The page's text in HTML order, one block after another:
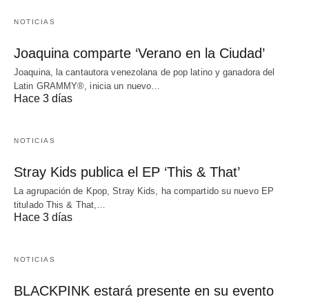
NOTICIAS
Joaquina comparte ‘Verano en la Ciudad’
Joaquina, la cantautora venezolana de pop latino y ganadora del
Latin GRAMMY®, inicia un nuevo…
Hace 3 días
NOTICIAS
Stray Kids publica el EP ‘This & That’
La agrupación de Kpop, Stray Kids, ha compartido su nuevo EP
titulado This & That,…
Hace 3 días
NOTICIAS
BLACKPINK estará presente en su evento